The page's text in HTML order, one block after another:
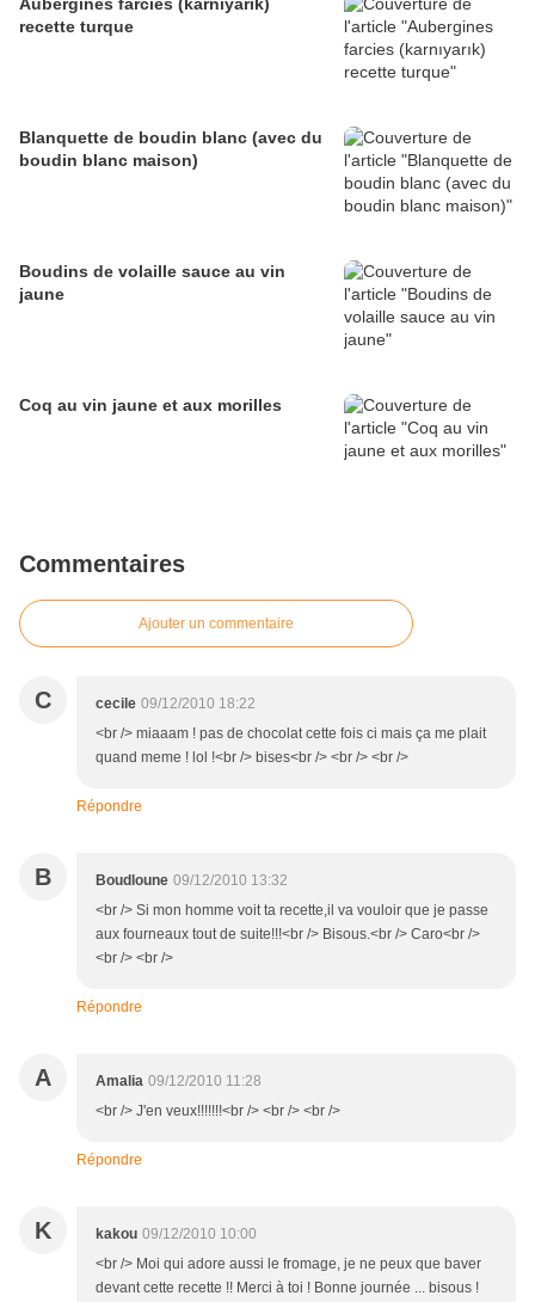
recette turque
Blanquette de boudin blanc (avec du
boudin blanc maison)
Boudins de volaille sauce au vin
jaune
Coq au vin jaune et aux morilles
Commentaires
Ajouter un commentaire
C cecile 09/12/2010 18:22
<br /> miaaam ! pas de chocolat cette fois ci mais ça me plait
quand meme ! lol !<br /> bises<br /> <br /> <br />
Répondre
B Boudloune 09/12/2010 13:32
<br /> Si mon homme voit ta recette,il va vouloir que je passe
aux fourneaux tout de suite!!!<br /> Bisous.<br /> Caro<br />
<br /> <br />
Répondre
A Amalia 09/12/2010 11:28
<br /> J'en veux!!!!!!!<br /> <br /> <br />
Répondre
K kakou 09/12/2010 10:00
<br /> Moi qui adore aussi le fromage, je ne peux que baver
devant cette recette !! Merci à toi ! Bonne journée ... bisous !